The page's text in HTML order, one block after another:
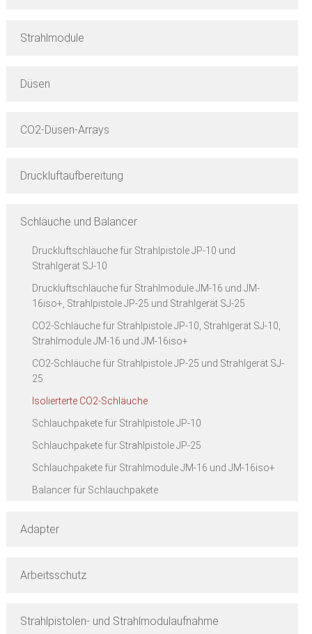
Strahlmodule
Düsen
CO2-Düsen-Arrays
Druckluftaufbereitung
Schläuche und Balancer
Druckluftschläuche für Strahlpistole JP-10 und
Strahlgerät SJ-10
Druckluftschläuche für Strahlmodule JM-16 und JM-
16iso+, Strahlpistole JP-25 und Strahlgerät SJ-25
CO2-Schläuche für Strahlpistole JP-10, Strahlgerät SJ-10,
Strahlmodule JM-16 und JM-16iso+
CO2-Schläuche für Strahlpistole JP-25 und Strahlgerät SJ-
25
Isolierterte CO2-Schläuche
Schlauchpakete für Strahlpistole JP-10
Schlauchpakete für Strahlpistole JP-25
Schlauchpakete für Strahlmodule JM-16 und JM-16iso+
Balancer für Schlauchpakete
Adapter
Arbeitsschutz
Strahlpistolen- und Strahlmodulaufnahme